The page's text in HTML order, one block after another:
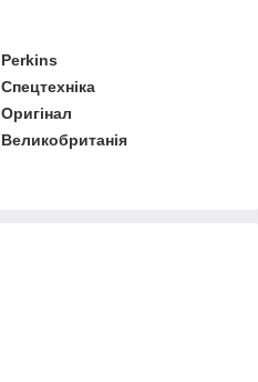
Perkins
Спецтехніка
Оригінал
Великобританія